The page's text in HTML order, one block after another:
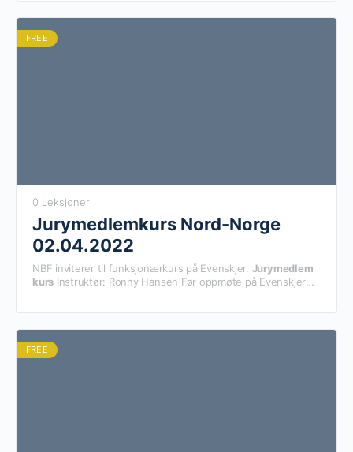
FREE
0 Leksjoner
Jurymedlemkurs Nord-Norge
02.04.2022
NBF inviterer til funksjonærkurs på Evenskjer. Jurymedlem
kurs Instruktør: Ronny Hansen Før oppmøte på Evenskjer
avstand, Vask hendene og ha en god læringsdag.
FREE